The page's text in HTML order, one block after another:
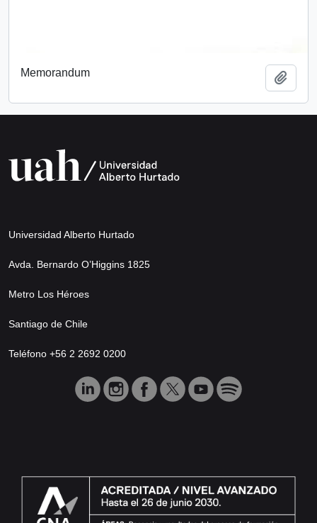
Memorandum
Universidad Alberto Hurtado
Avda. Bernardo O’Higgins 1825
Metro Los Héroes
Santiago de Chile
Teléfono +56 2 2692 0200